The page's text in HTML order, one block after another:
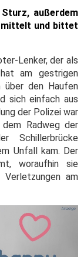
außerdem
und bittet
Lenker, der als
am gestrigen
über den Haufen
sich einfach aus
der Polizei war
Radweg der
Schillerbrücke
Unfall kam. Der
woraufhin sie
am